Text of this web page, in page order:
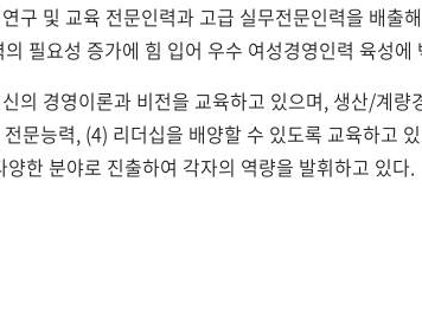
및 교육 전문인력과 고급 실무전문인력을 배출
필요성 증가에 힘 입어 우수 여성경영인력 육성에
의 경영이론과 비전을 교육하고 있으며, 생산/계
문능력, (4) 리더십을 배양할 수 있도록 교육하고
한 분야로 진출하여 각자의 역량을 발휘하고 있다.